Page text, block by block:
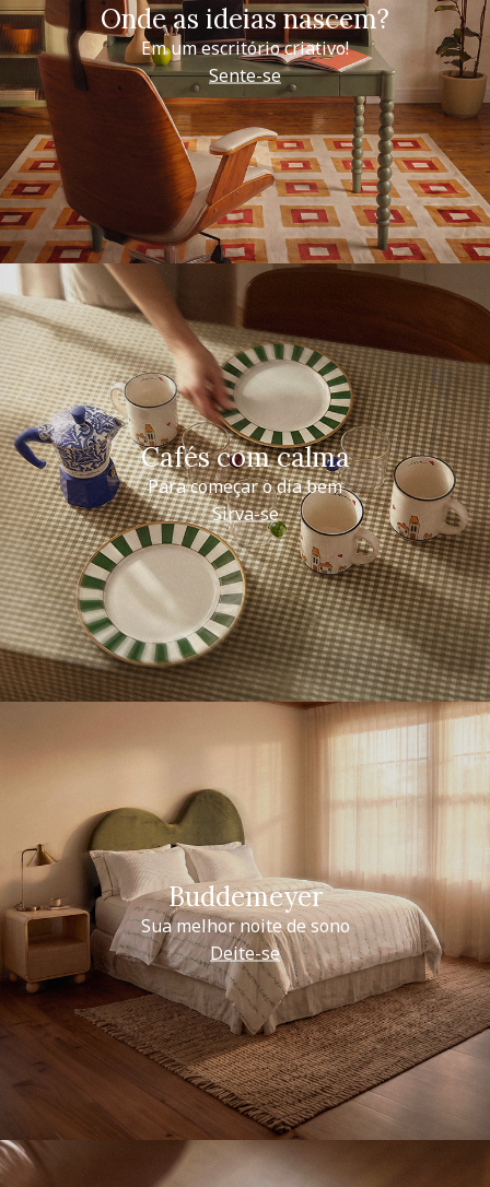
Onde as ideias nascem?
Em um escritório criativo!
Sente-se
Cafés com calma
Para começar o dia bem
Sirva-se
Buddemeyer
Sua melhor noite de sono
Deite-se